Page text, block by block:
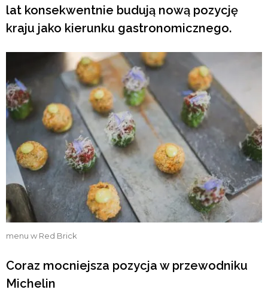
lat konsekwentnie budują nową pozycję
kraju jako kierunku gastronomicznego.
menu w Red Brick
Coraz mocniejsza pozycja w przewodniku
Michelin